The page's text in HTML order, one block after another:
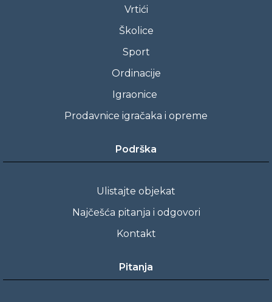
Vrtići
Školice
Sport
Ordinacije
Igraonice
Prodavnice igračaka i opreme
Podrška
Ulistajte objekat
Najčešća pitanja i odgovori
Kontakt
Pitanja